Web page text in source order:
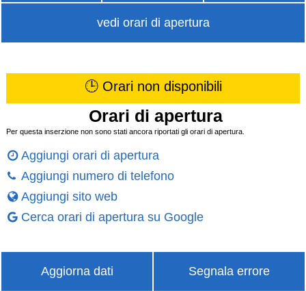
vedi orari di apertura
🕒 Orari non disponibili
Orari di apertura
Per questa inserzione non sono stati ancora riportati gli orari di apertura.
Aggiungi orari di apertura
Aggiungi numero di telefono
Aggiungi sito web
Cerca orari di apertura su Google
Aggiorna dati Segnala errore